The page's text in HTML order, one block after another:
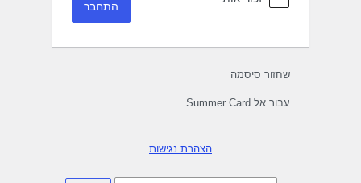
שחזור סיסמה
עבור אל Summer Card
הצהרת נגישות